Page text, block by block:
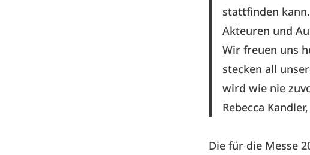
stattfinden
Akteuren und
Wir freuen uns
stecken all
wird wie nie
Rebecca
Die für die Messe